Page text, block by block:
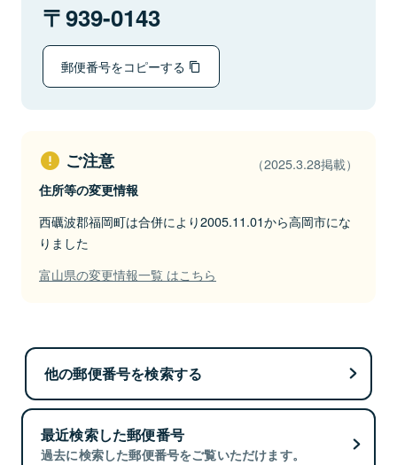
939-0143
郵便番号をコピーする
ご注意 （2025.3.28掲載）
住所等の変更情報
西礪波郡福岡町は合併により2005.11.01から高岡市にな
りました
富山県の変更情報一覧 はこちら
他の郵便番号を検索する
最近検索した郵便番号
過去に検索した郵便番号をご覧いただけます。